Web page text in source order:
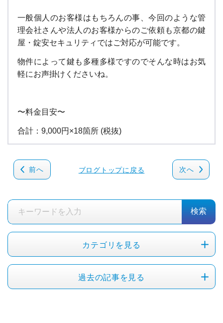
一般個人のお客様はもちろんの事、今回のような管
理会社さんや法人のお客様からのご依頼も京都の鍵
屋・錠安セキュリティではご対応が可能です。
物件によって鍵も多種多様ですのでそんな時はお気
軽にお声掛けくださいね。
〜料金目安〜
合計：9,000円×18箇所 (税抜)
前へ ブログトップに戻る 次へ
検索
カテゴリを見る
過去の記事を見る